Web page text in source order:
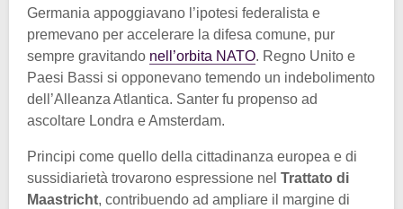
Germania appoggiavano l’ipotesi federalista e
premevano per accelerare la difesa comune, pur
sempre gravitando nell’orbita NATO. Regno Unito e
Paesi Bassi si opponevano temendo un indebolimento
dell’Alleanza Atlantica. Santer fu propenso ad
ascoltare Londra e Amsterdam.
Principi come quello della cittadinanza europea e di
sussidiarietà trovarono espressione nel Trattato di
Maastricht, contribuendo ad ampliare il margine di